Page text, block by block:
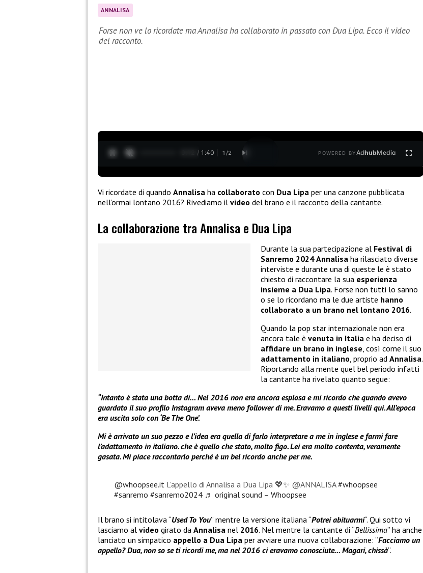
ANNALISA
Forse non ve lo ricordate ma Annalisa ha collaborato in passato con Dua Lipa. Ecco il video
del racconto.
0:13 / 1:40 1 /2 POWERED BYAdhubMedia
Vi ricordate di quando Annalisa ha collaborato con Dua Lipa per una canzone pubblicata
nell’ormai lontano 2016? Rivediamo il video del brano e il racconto della cantante.
La collaborazione tra Annalisa e Dua Lipa
Durante la sua partecipazione al Festival di
Sanremo 2024 Annalisa ha rilasciato diverse
interviste e durante una di queste le è stato
chiesto di raccontare la sua esperienza
insieme a Dua Lipa. Forse non tutti lo sanno
o se lo ricordano ma le due artiste hanno
collaborato a un brano nel lontano 2016.
Quando la pop star internazionale non era
ancora tale è venuta in Italia e ha deciso di
affidare un brano in inglese, così come il suo
adattamento in italiano, proprio ad Annalisa.
Riportando alla mente quel bel periodo infatti
la cantante ha rivelato quanto segue:
“Intanto è stata una botta di… Nel 2016 non era ancora esplosa e mi ricordo che quando avevo
guardato il suo profilo Instagram aveva meno follower di me. Eravamo a questi livelli qui. All’epoca
era uscita solo con ‘Be The One’.
Mi è arrivato un suo pezzo e l’idea era quella di farlo interpretare a me in inglese e farmi fare
l’adattamento in italiano. che è quello che stato, molto figo. Lei era molto contenta, veramente
gasata. Mi piace raccontarlo perché è un bel ricordo anche per me.
@whoopsee.it L’appello di Annalisa a Dua Lipa 💖✨ @ANNALISA#whoopsee
#sanremo #sanremo2024 ♬ original sound – Whoopsee
Il brano si intitolava “Used To You” mentre la versione italiana “Potrei abituarmi“. Qui sotto vi
lasciamo al video girato da Annalisa nel 2016. Nel mentre la cantante di “Bellissima” ha anche
lanciato un simpatico appello a Dua Lipa per avviare una nuova collaborazione: “Facciamo un
appello? Dua, non so se ti ricordi me, ma nel 2016 ci eravamo conosciute… Magari, chissà“.